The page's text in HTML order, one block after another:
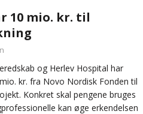
10 mio. kr. til
og Herlev Hospital har
kr. fra Novo Nordisk Fonden til
Konkret skal pengene bruges
kan øge erkendelsen